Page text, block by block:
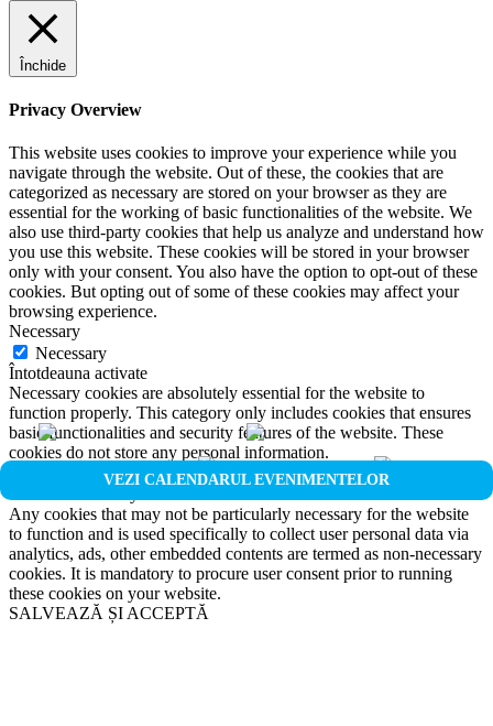
VEZI CALENDARUL EVENIMENTELOR
Închide
Privacy Overview
This website uses cookies to improve your experience while you
navigate through the website. Out of these, the cookies that are
categorized as necessary are stored on your browser as they are
essential for the working of basic functionalities of the website. We
also use third-party cookies that help us analyze and understand how
you use this website. These cookies will be stored in your browser
only with your consent. You also have the option to opt-out of these
cookies. But opting out of some of these cookies may affect your
browsing experience.
Necessary
Necessary
Întotdeauna activate
Necessary cookies are absolutely essential for the website to
function properly. This category only includes cookies that ensures
basic functionalities and security features of the website. These
cookies do not store any personal information.
Non-necessary
Any cookies that may not be particularly necessary for the website
to function and is used specifically to collect user personal data via
analytics, ads, other embedded contents are termed as non-necessary
cookies. It is mandatory to procure user consent prior to running
these cookies on your website.
SALVEAZĂ ȘI ACCEPTĂ